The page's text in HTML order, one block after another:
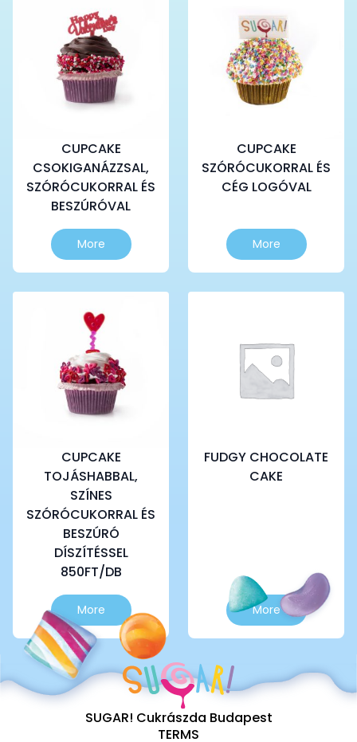
CUPCAKE
CSOKIGANÁZZSAL,
SZÓRÓCUKORRAL ÉS
BESZÚRÓVAL
More
CUPCAKE
SZÓRÓCUKORRAL ÉS
CÉG LOGÓVAL
More
CUPCAKE
TOJÁSHABBAL,
SZÍNES
SZÓRÓCUKORRAL ÉS
BESZÚRÓ
DÍSZÍTÉSSEL
850FT/DB
More
FUDGY CHOCOLATE
CAKE
More
SUGAR! Cukrászda Budapest
TERMS